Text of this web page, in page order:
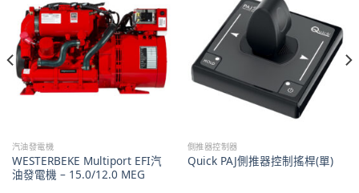
汽油發電機
WESTERBEKE Multiport EFI汽
油發電機 – 15.0/12.0 MEG
側推器控制器
Quick PAJ側推器控制搖桿(單)